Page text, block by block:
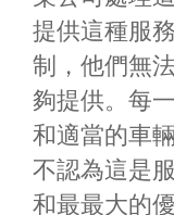
提供這種服
制，他們無
夠提供。每
和適當的車
不認為這是
和最最大的